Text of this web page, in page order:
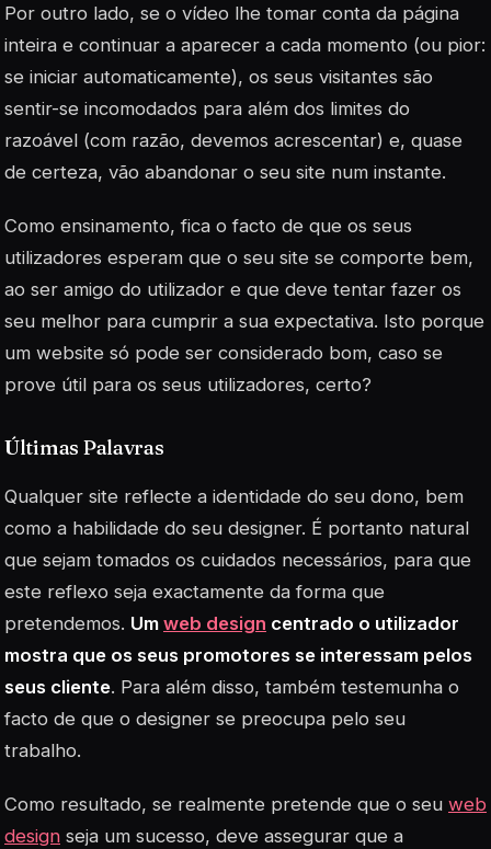
Por outro lado, se o vídeo lhe tomar conta da página
inteira e continuar a aparecer a cada momento (ou pior:
se iniciar automaticamente), os seus visitantes são
sentir-se incomodados para além dos limites do
razoável (com razão, devemos acrescentar) e, quase
de certeza, vão abandonar o seu site num instante.
Como ensinamento, fica o facto de que os seus
utilizadores esperam que o seu site se comporte bem,
ao ser amigo do utilizador e que deve tentar fazer os
seu melhor para cumprir a sua expectativa. Isto porque
um website só pode ser considerado bom, caso se
prove útil para os seus utilizadores, certo?
Últimas Palavras
Qualquer site reflecte a identidade do seu dono, bem
como a habilidade do seu designer. É portanto natural
que sejam tomados os cuidados necessários, para que
este reflexo seja exactamente da forma que
pretendemos. Um web design centrado o utilizador
mostra que os seus promotores se interessam pelos
seus cliente. Para além disso, também testemunha o
facto de que o designer se preocupa pelo seu
trabalho.
Como resultado, se realmente pretende que o seu web
design seja um sucesso, deve assegurar que a